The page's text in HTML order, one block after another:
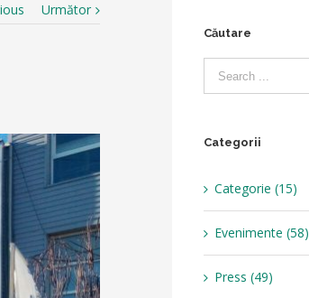
Următor
Căutare
Categorii
Categorie (15)
Evenimente (58)
Press (49)